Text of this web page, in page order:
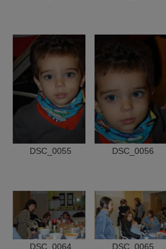
DSC_0055 DSC_0056
DSC_0064 DSC_0065